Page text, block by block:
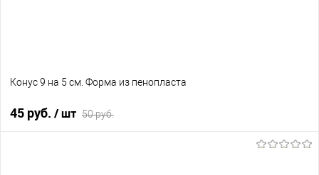
Конус 9 на 5 см. Форма из пенопласта
45 руб. / шт 50 руб.